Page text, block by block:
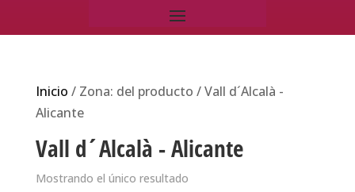
Inicio / Zona: del producto / Vall d´Alcalà -
Alicante
Vall d´Alcalà - Alicante
Mostrando el único resultado